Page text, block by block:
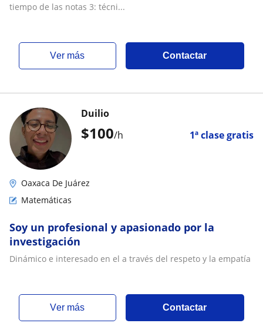
tiempo de las notas 3: técni...
ver más Contactar
$100/h 1ª clase gratis
Duilio
Oaxaca De Juárez
Matemáticas
Soy un profesional y apasionado por la
investigación
Dinámico e interesado en el a través del respeto y la empatía
ver más Contactar